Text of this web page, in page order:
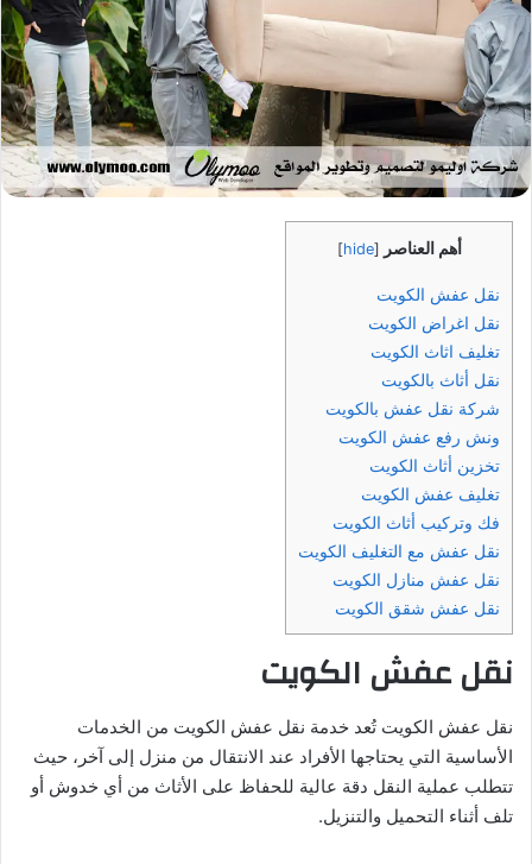
أهم العناصر [
hide
]
نقل عفش الكويت
نقل اغراض الكويت
تغليف اثاث الكويت
نقل أثاث بالكويت
شركة نقل عفش بالكويت
ونش رفع عفش الكويت
تخزين أثاث الكويت
تغليف عفش الكويت
فك وتركيب أثاث الكويت
نقل عفش مع التغليف الكويت
نقل عفش منازل الكويت
نقل عفش شقق الكويت
نقل عفش الكويت
نقل عفش الكويت تُعد خدمة نقل عفش الكويت من الخدمات
الأساسية التي يحتاجها الأفراد عند الانتقال من منزل إلى آخر، حيث
تتطلب عملية النقل دقة عالية للحفاظ على الأثاث من أي خدوش أو
تلف أثناء التحميل والتنزيل.